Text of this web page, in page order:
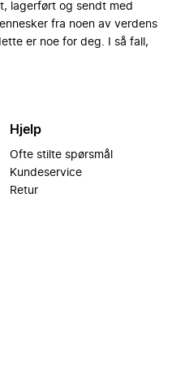
lagerført og sendt med
fra noen av verdens
er noe for deg. I så fall,
Hjelp
Ofte stilte spørsmål
Kundeservice
Retur